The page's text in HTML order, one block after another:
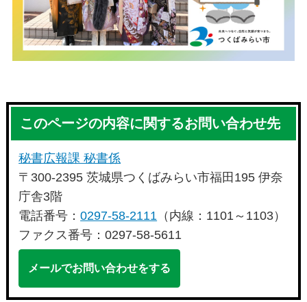
このページの内容に関するお問い合わせ先
秘書広報課 秘書係
〒300-2395 茨城県つくばみらい市福田195 伊奈
庁舎3階
電話番号：0297-58-2111 （内線：1101～1103）
ファクス番号：0297-58-5611
メールでお問い合わせをする